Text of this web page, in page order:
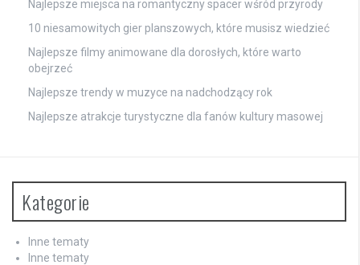
Najlepsze miejsca na romantyczny spacer wśród przyrody
10 niesamowitych gier planszowych, które musisz wiedzieć
Najlepsze filmy animowane dla dorosłych, które warto
obejrzeć
Najlepsze trendy w muzyce na nadchodzący rok
Najlepsze atrakcje turystyczne dla fanów kultury masowej
Kategorie
Inne tematy
Inne tematy